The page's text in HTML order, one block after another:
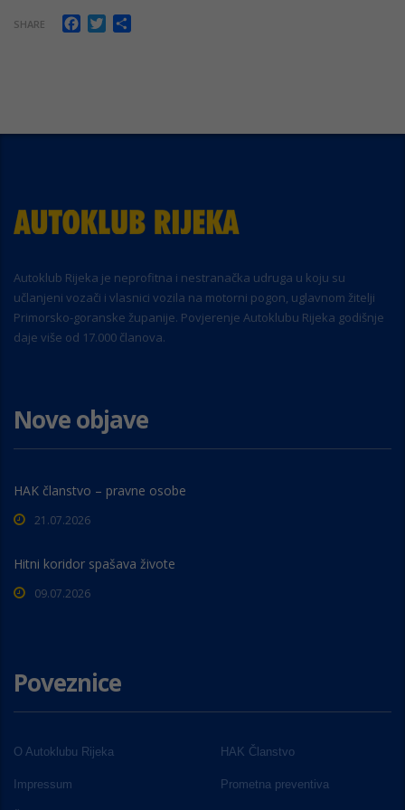
SHARE Facebook
Twitter
Autoklub Rijeka je neprofitna i nestranačka udruga u koju su
učlanjeni vozači i vlasnici vozila na motorni pogon, uglavnom žitelji
Primorsko-goranske županije. Povjerenje Autoklubu Rijeka godišnje
daje više od 17.000 članova.
Nove objave
HAK članstvo – pravne osobe
21.07.2026
Hitni koridor spašava živote
09.07.2026
Poveznice
O Autoklubu Rijeka HAK Članstvo
Impressum Prometna preventiva